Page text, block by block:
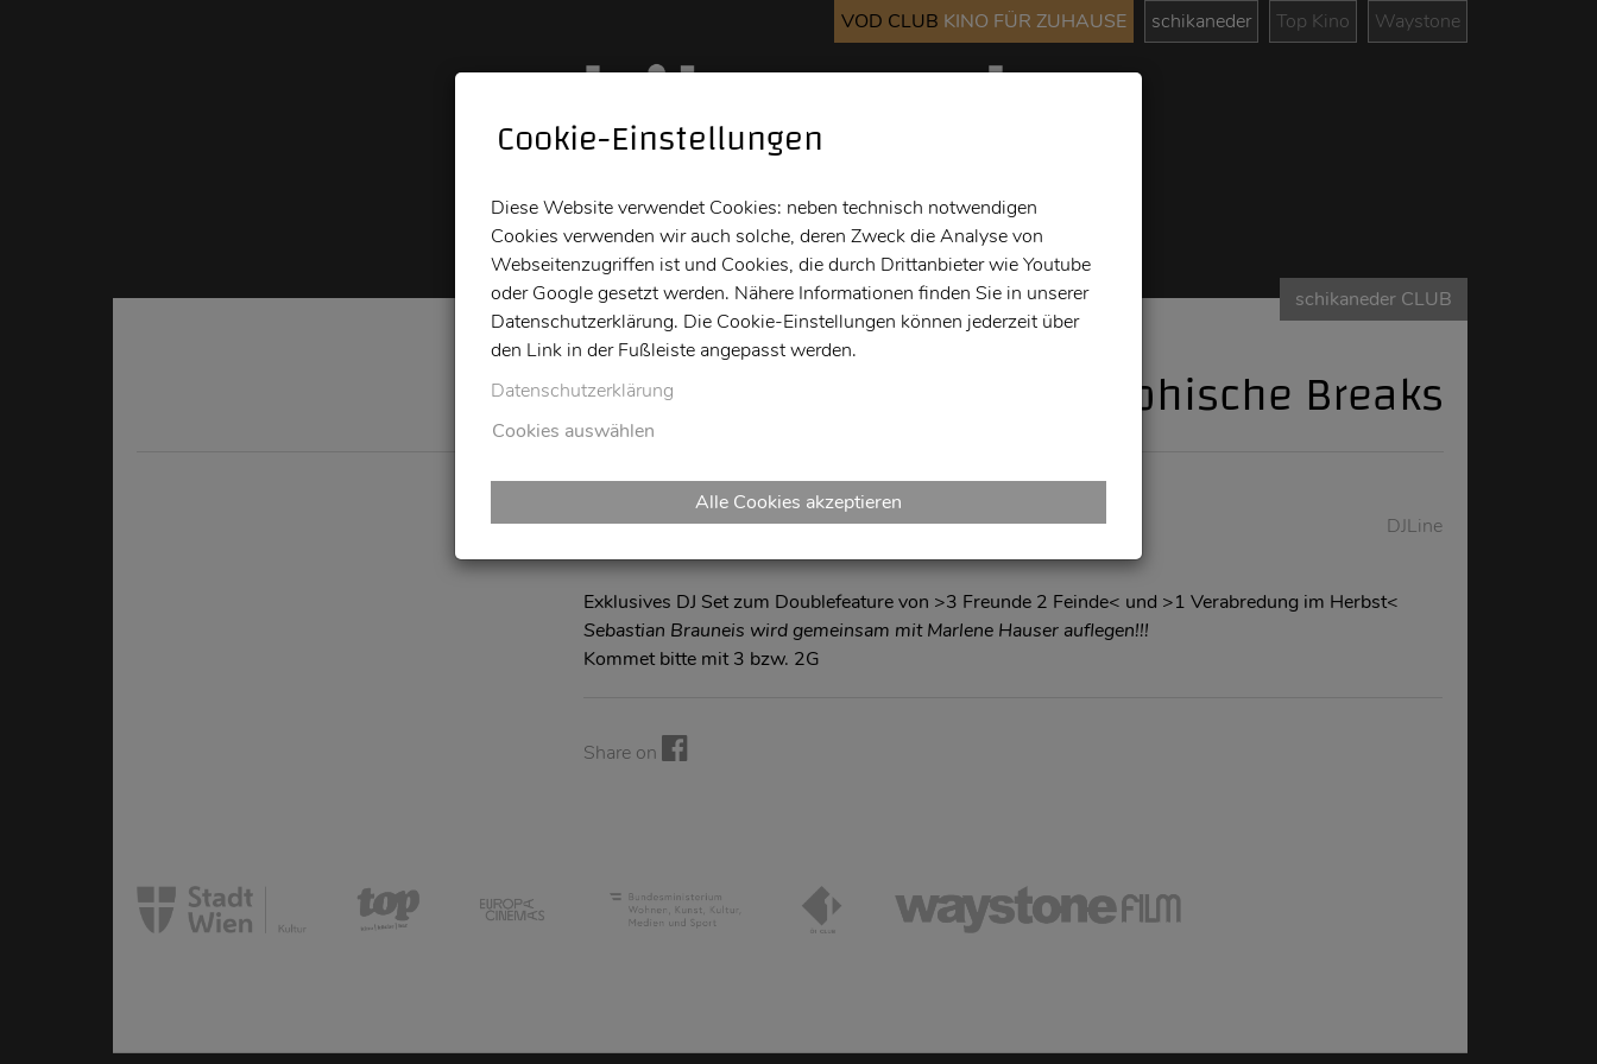
VOD CLUB KINO FÜR ZUHAUSE schikaneder Top Kino Waystone
Kino Bar Info
schikaneder CLUB
Existentielle Beats Und Philosophische Breaks
DJLine
Exklusives DJ Set zum Doublefeature von >3 Freunde 2 Feinde< und >1 Verabredung im Herbst<
Sebastian Brauneis wird gemeinsam mit Marlene Hauser auflegen!!!
Kommet bitte mit 3 bzw. 2G
Share on
Cookie-Einstellungen
Diese Website verwendet Cookies: neben technisch notwendigen
Cookies verwenden wir auch solche, deren Zweck die Analyse von
Webseitenzugriffen ist und Cookies, die durch Drittanbieter wie Youtube
oder Google gesetzt werden. Nähere Informationen finden Sie in unserer
Datenschutzerklärung. Die Cookie-Einstellungen können jederzeit über
den Link in der Fußleiste angepasst werden.
Datenschutzerklärung
Cookies auswählen
Alle Cookies akzeptieren